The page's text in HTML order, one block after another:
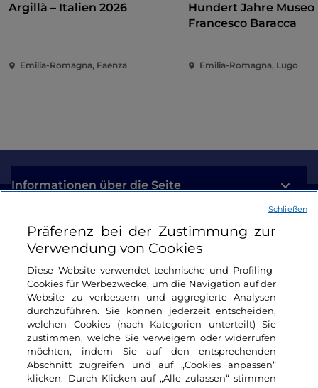
Argillà – Italien 2026
Emilia-Romagna, Faenza
Hundert Jahre Museo
Francesco Baracca
Emilia-Romagna, Lugo
Informationen über die Seite
Nützliche Links
Login
Bleiben wir in Kontakt
Präferenz bei der Zustimmung zur
Verwendung von Cookies
Diese Website verwendet technische und Profiling-
Cookies für Werbezwecke, um die Navigation auf der
Website zu verbessern und aggregierte Analysen
durchzuführen. Sie können jederzeit entscheiden,
welchen Cookies (nach Kategorien unterteilt) Sie
zustimmen, welche Sie verweigern oder widerrufen
möchten, indem Sie auf den entsprechenden
Abschnitt zugreifen und auf „Cookies anpassen“
klicken. Durch Klicken auf „Alle zulassen“ stimmen
Schließen